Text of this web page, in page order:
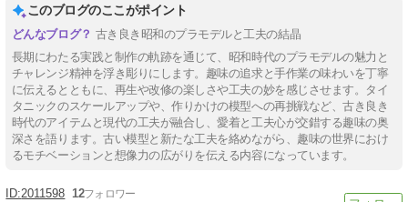
このブログのここがポイント
古き良き昭和のプラモデルと工夫の結晶
長期にわたる実践と制作の軌跡を通じて、昭和時代のプラモデルの魅力と
チャレンジ精神を浮き彫りにします。趣味の追求と手作業の味わいを丁寧
に伝えるとともに、再生や改修の楽しさや工夫の妙を感じさせます。タイ
タニックのスケールアップや、作りかけの模型への再挑戦など、古き良き
時代のアイテムと現代の工夫が融合し、愛着と工夫心が交錯する趣味の奥
深さを語ります。古い模型と新たな工夫を絡めながら、趣味の世界におけ
るモチベーションと想像力の広がりを伝える内容になっています。
2011598 12